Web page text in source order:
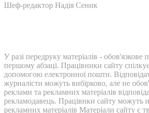
Шеф-редактор Надія Сеник
У разі передруку матеріалів - обов'язкове
першому абзаці. Працівники сайту
допомогою електронної пошти.
журналісти можуть вибірково, але не
реклами та рекламних матеріалів
рекламодавець. Працівнки сайту можуть
рекламних матеріалів Матеріали сайту є